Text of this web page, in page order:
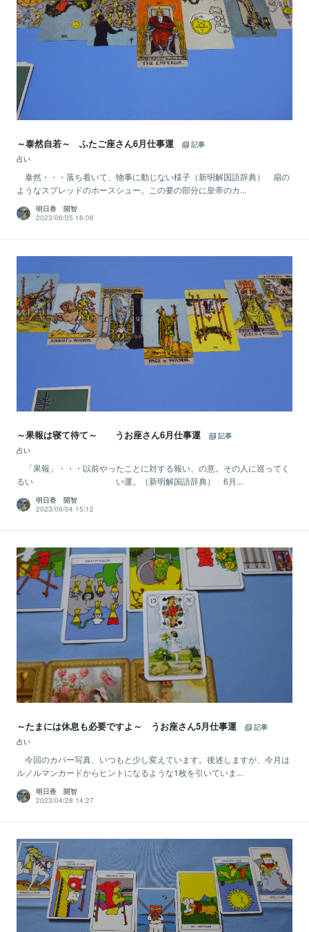
～泰然自若～ ふたご座さん6月仕事運
記事
占い
泰然・・・落ち着いて、物事に動じない様子（新明解国語辞典） 扇の
ようなスプレッドのホースシュー。この要の部分に皇帝のカ...
明日香 開智
2023/06/05 16:06
～果報は寝て待て～ うお座さん6月仕事運
記事
占い
「果報」・・・以前やったことに対する報い、の意。その人に巡ってく
るい い運。（新明解国語辞典） 6月...
明日香 開智
2023/06/04 15:12
～たまには休息も必要ですよ～ うお座さん5月仕事運
記事
占い
今回のカバー写真、いつもと少し変えています。後述しますが、今月は
ルノルマンカードからヒントになるような1枚を引いていま...
明日香 開智
2023/04/28 14:27